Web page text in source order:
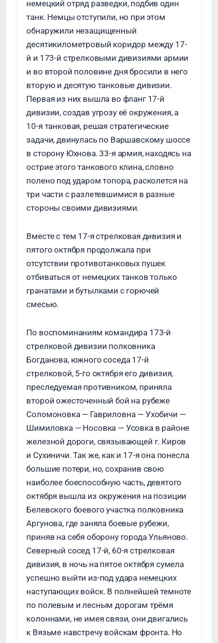
немецкий отряд разведки, подбив один
танк. Немцы отступили, но при этом
обнаружили незащищенный
десятикилометровый коридор между 17-
й и 173-й стрелковыми дивизиями армии
и во второй половине дня бросили в него
вторую и десятую танковые дивизии.
Первая из них вышла во фланг 17-й
дивизии, создав угрозу её окружения, а
10-я танковая, решая стратегические
задачи, двинулась по Варшавскому шоссе
в сторону Юхнова. 33-я армия, находясь на
острие этого танкового клина, словно
полено под ударом топора, расколется на
три части с разлетевшимися в разные
стороны своими дивизиями.
Вместе с тем 17-я стрелковая дивизия и
пятого октября продолжала при
отсутствии противотанковых пушек
отбиваться от немецких танков только
гранатами и бутылками с горючей
смесью.
По воспоминаниям командира 173-й
стрелковой дивизии полковника
Богданова, южного соседа 17-й
стрелковой, 5-го октября его дивизия,
преследуемая противником, приняла
второй ожесточенный бой на рубеже
Соломоновка — Гавриловна — Ухобичи —
Шимиловка — Носовка — Усовка в районе
железной дороги, связывающей г. Киров
и Сухиничи. Так же, как и 17-я она понесла
большие потери, но, сохранив свою
наиболее боеспособную часть, девятого
октября вышла из окружения на позиции
Белевского боевого участка полковника
Аргунова, где заняла боевые рубежи,
приняв на себя оборону города Ульяново.
Северный сосед 17-й, 60-я стрелковая
дивизия, в ночь на пятое октября сумела
успешно выйти из-под удара немецких
наступающих войск. В полнейшей темноте
по полевым и лесным дорогам трёмя
колоннами, не имея связи, они двигались
к Вязьме навстречу войскам фронта. Но